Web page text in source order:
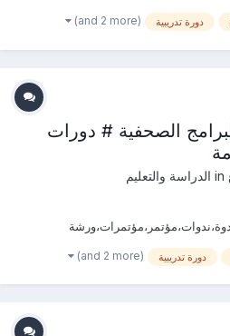
المؤتمرات والمعارض،
دورة تدريبية (and 2 more)
الصحفية # دورات
الدراسة والتعليم
المؤتمرات والمعارض،
دورة تدريبية (and 2 more)